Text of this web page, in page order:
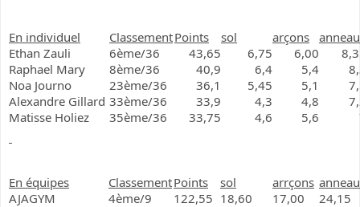
En individuel ClassementPoints sol arçons
Ethan Zauli
6ème/36 43,65 6,75 6,00
Raphael Mary
8ème/36 40,9 6,4 5,4
Noa Journo
23ème/36 36,1 5,45 5,1
Alexandre Gillard 33ème/36 33,9 4,3 4,8
Matisse Holiez
35ème/36 33,75 4,6 5,6
En équipes ClassementPoints sol arrçons
AJAGYM
4ème/9 122,55 18,60 17,00 24,15